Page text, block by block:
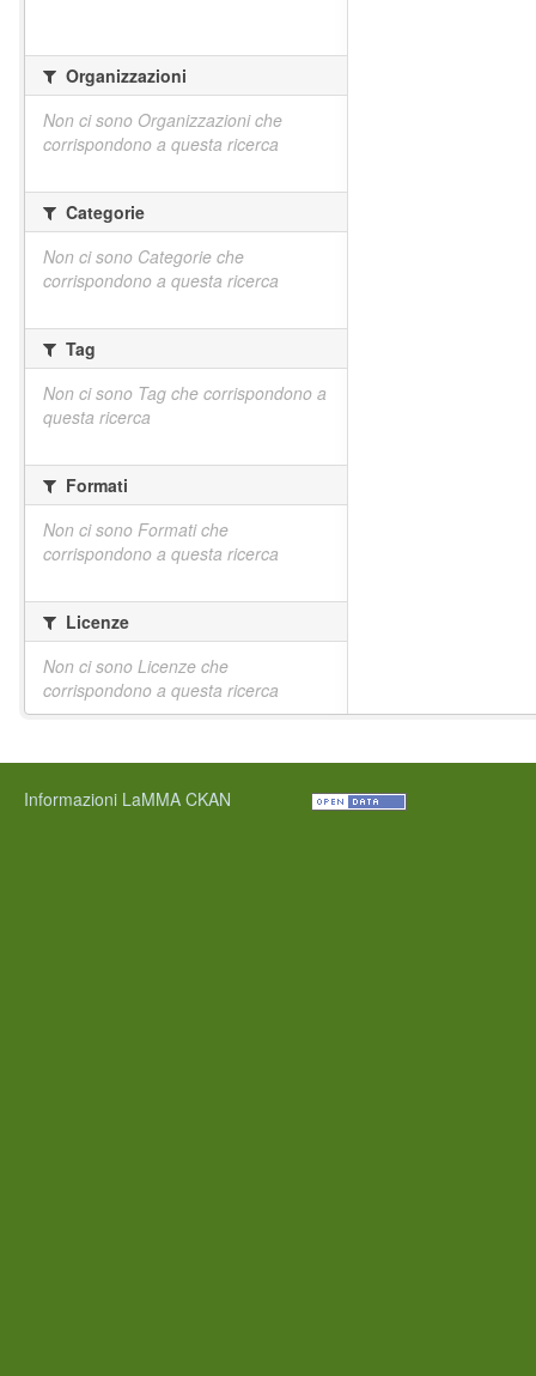
Organizzazioni
Non ci sono Organizzazioni che
corrispondono a questa ricerca
Categorie
Non ci sono Categorie che
corrispondono a questa ricerca
Tag
Non ci sono Tag che corrispondono a
questa ricerca
Formati
Non ci sono Formati che
corrispondono a questa ricerca
Licenze
Non ci sono Licenze che
corrispondono a questa ricerca
Informazioni LaMMA CKAN